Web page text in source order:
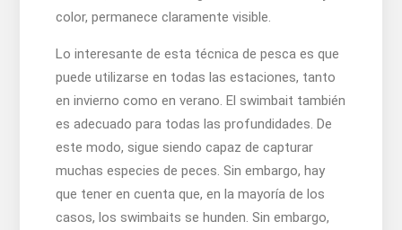
color, permanece claramente visible.
Lo interesante de esta técnica de pesca es que
puede utilizarse en todas las estaciones, tanto
en invierno como en verano. El swimbait también
es adecuado para todas las profundidades. De
este modo, sigue siendo capaz de capturar
muchas especies de peces. Sin embargo, hay
que tener en cuenta que, en la mayoría de los
casos, los swimbaits se hunden. Sin embargo,